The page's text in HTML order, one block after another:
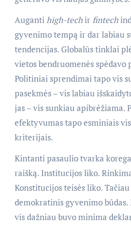
Augantihigh-techir fintech
gyvenimo tempą ir dar labiau
tendencijas. Globalūs tinklai
vietos bendruomenės
Politiniai sprendimai tapo vis
pasekmės – vis labiau
jas – vis sunkiau apibrėžiama.
efektyvumas tapo esminiais
kriterijais.
Kintanti pasaulio tvarka
raišką. Institucijos liko.
Konstitucijos teisės liko.
demokratinis gyvenimo
vis dažniau buvo minima